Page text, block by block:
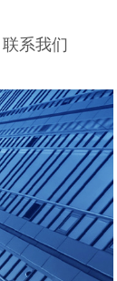
联系我们